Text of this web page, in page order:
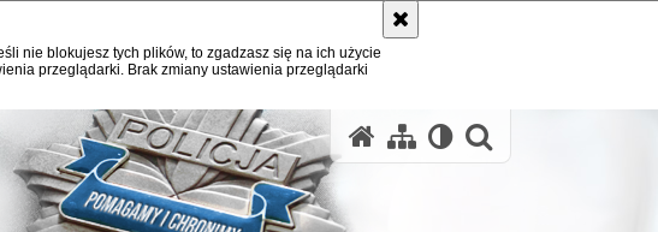
nie blokujesz tych plików, to zgadzasz się na ich użycie
przeglądarki. Brak zmiany ustawienia przeglądarki